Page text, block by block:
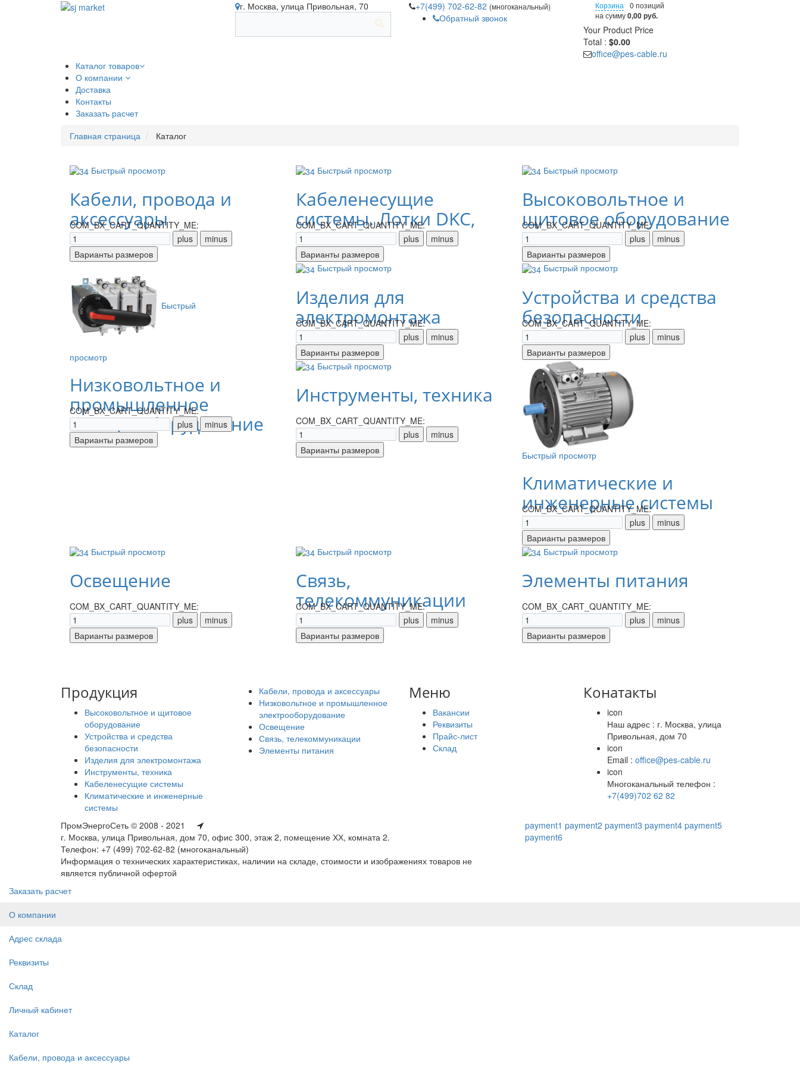
г. Москва, улица Привольная, 70 +7(499) 702-62-82 (многоканальный)
Обратный звонок
Корзина
0 позиций
на сумму0,00 руб.
Your Product Price
Total : $0.00
office@pes-cable.ru
Каталог товаров
О компании
Доставка
Контакты
Заказать расчет
Главная страница
Каталог
Быстрый просмотр
Кабели, провода и
аксессуары
COM_BX_CART_QUANTITY_ME:
Быстрый просмотр
Кабеленесущие
системы. Лотки DKC,
IEK
COM_BX_CART_QUANTITY_ME:
Быстрый просмотр
Высоковольтное и
щитовое оборудование
COM_BX_CART_QUANTITY_ME:
Быстрый
просмотр
Низковольтное и
промышленное
электрооборудование
COM_BX_CART_QUANTITY_ME:
Быстрый просмотр
Изделия для
электромонтажа
COM_BX_CART_QUANTITY_ME:
Быстрый просмотр
Устройства и средства
безопасности
COM_BX_CART_QUANTITY_ME:
Быстрый просмотр
Инструменты, техника
COM_BX_CART_QUANTITY_ME:
Быстрый просмотр
Климатические и
инженерные системы
COM_BX_CART_QUANTITY_ME:
Быстрый просмотр
Освещение
COM_BX_CART_QUANTITY_ME:
Быстрый просмотр
Связь,
телекоммуникации
COM_BX_CART_QUANTITY_ME:
Быстрый просмотр
Элементы питания
COM_BX_CART_QUANTITY_ME:
Продукция
Высоковольтное и щитовое
оборудование
Устройства и средства
безопасности
Изделия для электромонтажа
Инструменты, техника
Кабеленесущие системы
Климатические и инженерные
системы
Кабели, провода и аксессуары
Низковольтное и промышленное
электрооборудование
Освещение
Связь, телекоммуникации
Элементы питания
Меню
Вакансии
Реквизиты
Прайс-лист
Склад
Конатакты
icon
Наш адрес : г. Москва, улица
Привольная, дом 70
icon
Email : office@pes-cable.ru
icon
Многоканальный телефон :
+7(499)702 62 82
ПромЭнергоСеть © 2008 - 2021
г. Москва, улица Привольная, дом 70, офис 300, этаж 2, помещение ХХ, комната 2.
Телефон: +7 (499) 702-62-82 (многоканальный)
Информация о технических характеристиках, наличии на складе, стоимости и изображениях товаров не
является публичной офертой
payment1 payment2 payment3 payment4 payment5
payment6
Заказать расчет
О компании
Адрес склада
Реквизиты
Склад
Личный кабинет
Каталог
Кабели, провода и аксессуары